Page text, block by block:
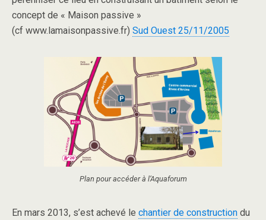
concept de « Maison passive »
(cf www.lamaisonpassive.fr) Sud Ouest 25/11/2005
Plan pour accéder à l’Aquaforum
En mars 2013, s’est achevé le chantier de construction du